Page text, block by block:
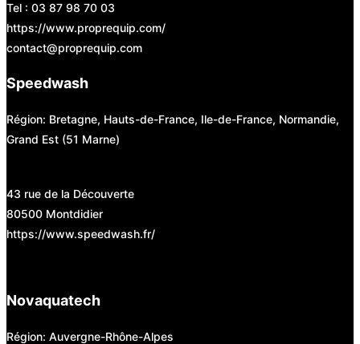
Tel : 03 87 98 70 03
https://www.proprequip.com/
contact@proprequip.com
Speedwash
Région: Bretagne, Hauts-de-France, Ile-de-France, Normandie,
Grand Est (51 Marne)
43 rue de la Découverte
80500 Montdidier
https://www.speedwash.fr/
Novaquatech
Région: Auvergne-Rhône-Alpes